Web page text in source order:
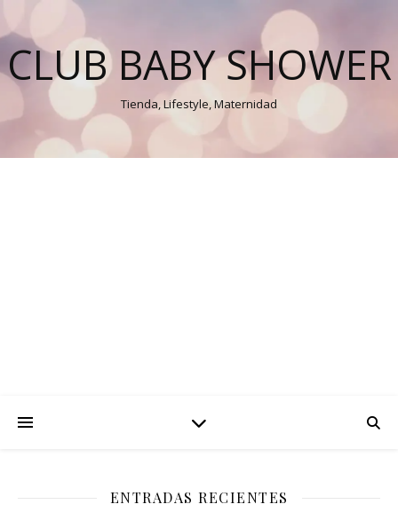
CLUB BABY SHOWER
Tienda, Lifestyle, Maternidad
ENTRADAS RECIENTES